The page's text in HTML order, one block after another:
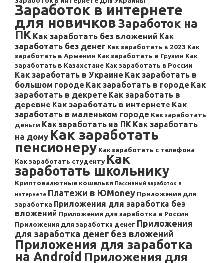
Заработок в интернете
для новичковЗаработок на
ПК Как заработать без вложений Как
заработать без денег Как заработать в 2023 Как
заработать в Армении Как заработать в Грузии Как
заработать в Казахстане Как заработать в России
Как заработать в Украине Как заработать в
большом городе Как заработать в городе Как
заработать в декрете Как заработать в
деревне Как заработать в интернете Как
заработать в маленьком городе Как заработать
деньги Как заработать на ПК Как заработать
на дому Как заработать
пенсионеру Как заработать с телефона
Как заработать студенту Как
заработать школьнику
Криптовалютные кошельки Пассивный заработок в
интернете Платежи в ЮMoney Приложения для
заработка Приложения для заработка без
вложений Приложения для заработка в России
Приложения для заработка денег Приложения
для заработка денег без вложений
Приложения для заработка
на Android Приложения для